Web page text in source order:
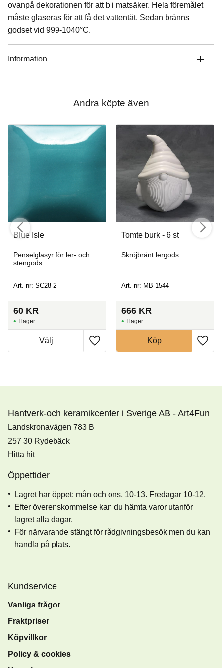
ovanpå dekorationen för att bli matsäker. Hela föremålet
måste glaseras för att få det vattentät. Sedan bränns
godset vid 999-1040°C.
Information
Andra köpte även
Blue Isle
Penselglasyr för ler- och
stengods
Art. nr: SC28-2
60 KR
I lager
Tomte burk - 6 st
Skröjbränt lergods
Art. nr: MB-1544
666 KR
I lager
Köp
Hantverk-och keramikcenter i Sverige AB - Art4Fun
Landskronavägen 783 B
257 30 Rydebäck
Hitta hit
Öppettider
Lagret har öppet: mån och ons, 10-13. Fredagar 10-12.
Efter överenskommelse kan du hämta varor utanför
lagret alla dagar.
För närvarande stängt för rådgivningsbesök men du kan
handla på plats.
Kundservice
Vanliga frågor
Fraktpriser
Köpvillkor
Policy & cookies